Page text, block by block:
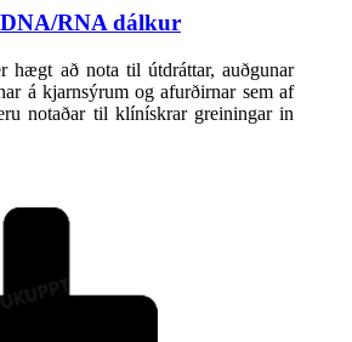
RNA dálkur
hægt að nota til útdráttar, auðgunar
á kjarnsýrum og afurðirnar sem af
notaðar til klínískrar greiningar in